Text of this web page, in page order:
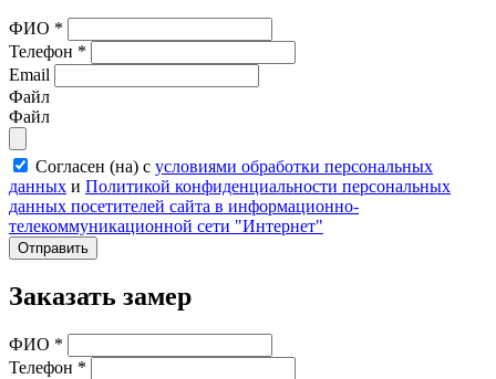
ФИО *
Телефон *
Email
Файл
Файл
Согласен (на) с условиями обработки персональных
данных и Политикой конфиденциальности персональных
данных посетителей сайта в информационно-
телекоммуникационной сети "Интернет"
Отправить
Заказать замер
ФИО *
Телефон *